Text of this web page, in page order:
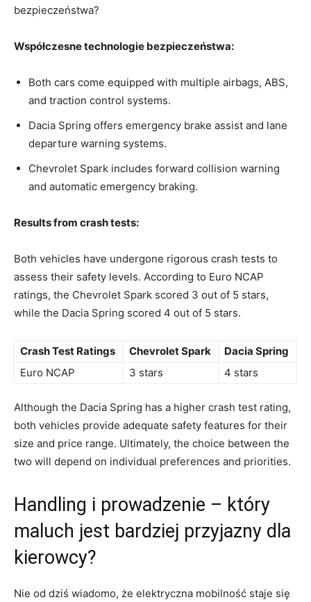
‍bezpieczeństwa?
Współczesne technologie bezpieczeństwa:
Both cars come equipped with multiple airbags, ABS,
and⁣ traction ⁢control systems.
Dacia Spring offers emergency ​brake​ assist⁣ and⁤ lane
departure warning‌ systems.
Chevrolet Spark includes forward collision warning
and​ automatic emergency braking.
Results ‍from crash tests:
Both vehicles have undergone⁣ rigorous crash⁤ tests ⁢to
assess their safety ⁤levels. According to⁢ Euro NCAP
ratings, ⁢the Chevrolet Spark scored 3‍ out of⁤ 5 stars,
‍while ​the Dacia Spring⁤ scored 4 out‌ of 5⁢ stars.
Crash ‌Test ‍Ratings Chevrolet ‌Spark
Dacia ⁤Spring
Euro NCAP
3 stars 4 stars
Although​ the⁣ Dacia Spring has a higher crash test​ rating,
both vehicles provide⁤ adequate safety features⁣ for their​
size and price range. Ultimately, ⁤the choice​ between the ​
two will depend on individual preferences and​ priorities.
Handling i ‌prowadzenie – który
maluch jest ‍bardziej przyjazny dla
kierowcy?
Nie od dziś wiadomo,⁢ że⁣ elektryczna mobilność​ staje się